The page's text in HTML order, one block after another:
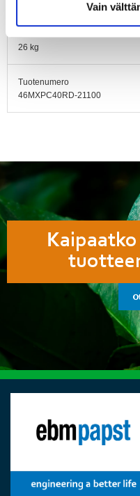
Vain
26 kg
Tuotenumero
46MXPC40RD-21100